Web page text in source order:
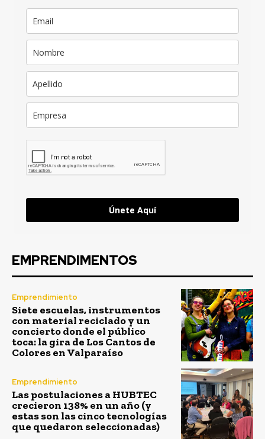
Únete Aquí
EMPRENDIMENTOS
Emprendimiento
Siete escuelas, instrumentos
con material reciclado y un
concierto donde el público
toca: la gira de Los Cantos de
Colores en Valparaíso
Emprendimiento
Las postulaciones a HUBTEC
crecieron 138% en un año (y
estas son las cinco tecnologías
que quedaron seleccionadas)